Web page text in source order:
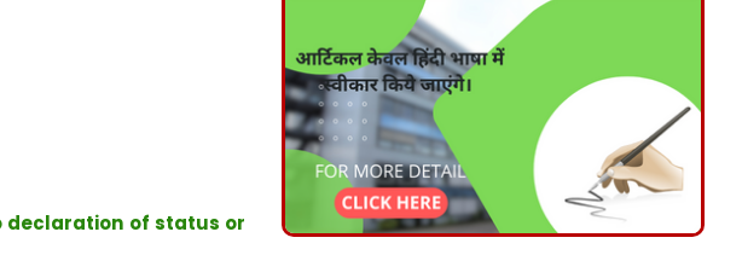
declaration of status or